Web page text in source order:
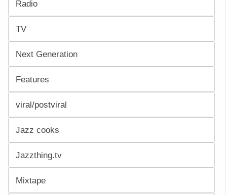
Radio
TV
Next Generation
Features
viral/postviral
Jazz cooks
Jazzthing.tv
Mixtape